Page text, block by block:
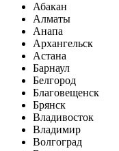
Абакан
Алматы
Анапа
Архангельск
Астана
Барнаул
Белгород
Благовещенск
Брянск
Владивосток
Владимир
Волгоград